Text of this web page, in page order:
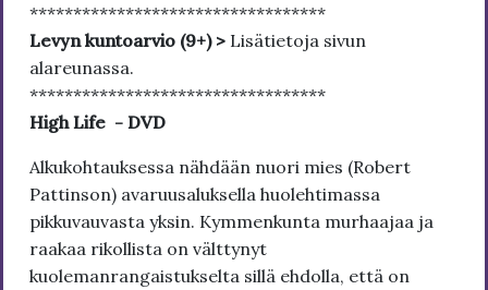
**********************************
Levyn kuntoarvio (9+) > Lisätietoja sivun
alareunassa.
**********************************
High Life - DVD
Alkukohtauksessa nähdään nuori mies (Robert
Pattinson) avaruusaluksella huolehtimassa
pikkuvauvasta yksin. Kymmenkunta murhaajaa ja
raakaa rikollista on välttynyt
kuolemanrangaistukselta sillä ehdolla, että on